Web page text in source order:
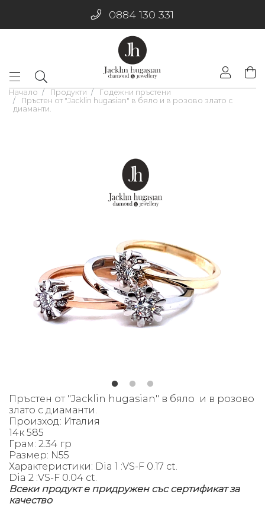
0884 130 331
Начало Продукти
Годежни пръстени
Пръстен от "Jacklin hugasian" в бяло и в розово злато с
диаманти.
Пръстен от "Jacklin hugasian" в бяло и в розово
злато с диаманти.
Произход: Италия
14к 585
Грам: 2.34 гр
Размер: N55
Характеристики: Dia 1 :VS-F 0.17 ct.
Dia 2 :VS-F 0.04 ct.
Всеки продукт е придружен със сертификат за
качество